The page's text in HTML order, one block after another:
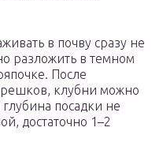
в почву сразу не
разложить в темном
После
клубни можно
посадки не
достаточно 1–2